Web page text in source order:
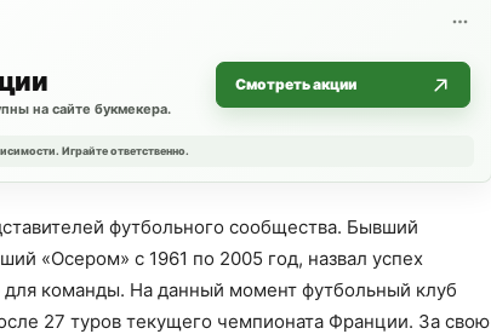
на сайте букмекера.
Смотреть акции
Играйте ответственно.
футбольного сообщества. Бывший
«Осером» с 1961 по 2005 год, назвал успех
команды. На данный момент футбольный клуб
27 туров текущего чемпионата Франции. За свою